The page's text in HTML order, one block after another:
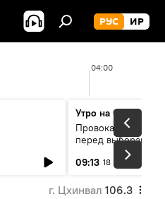
РУС ИР
04:00
Утро на Спутнике
Провокации со
перед выборами в
09:13 18 мин
г. Цхинвал 106.3